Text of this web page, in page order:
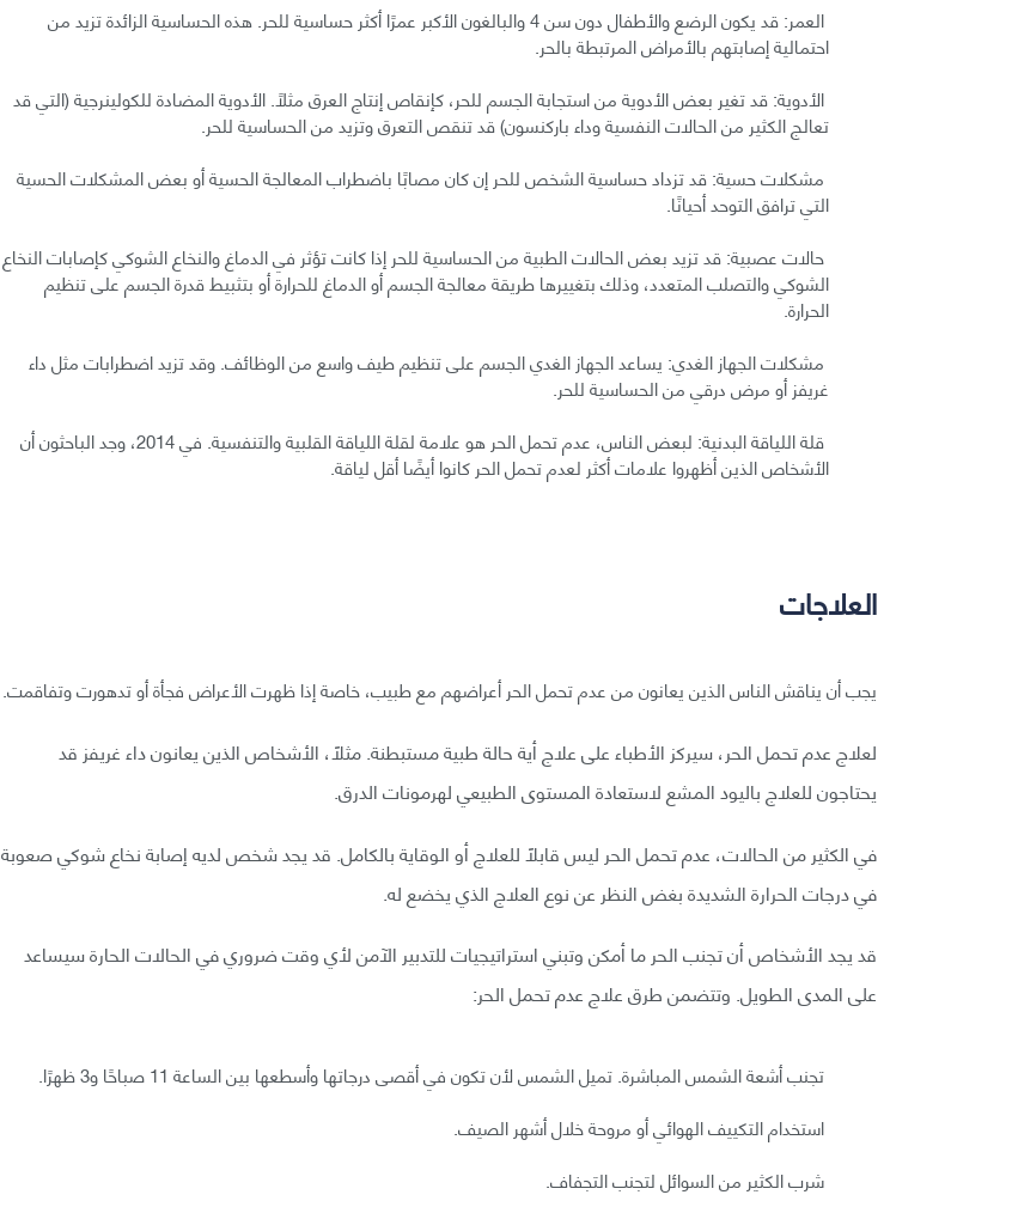
العمر: قد يكون الرضع والأطفال دون سن 4 والبالغون الأكبر عمرًا أكثر حساسية للحر. هذه الحساسية الزائدة تزيد من
احتمالية إصابتهم بالأمراض المرتبطة بالحر.
الأدوية: قد تغير بعض الأدوية من استجابة الجسم للحر، كإنقاص إنتاج العرق مثلًا. الأدوية المضادة للكولينرجية (التي قد
تعالج الكثير من الحالات النفسية وداء باركنسون) قد تنقص التعرق وتزيد من الحساسية للحر.
مشكلات حسية: قد تزداد حساسية الشخص للحر إن كان مصابًا باضطراب المعالجة الحسية أو بعض المشكلات الحسية
التي ترافق التوحد أحيانًا.
حالات عصبية: قد تزيد بعض الحالات الطبية من الحساسية للحر إذا كانت تؤثر في الدماغ والنخاع الشوكي كإصابات النخاع
الشوكي والتصلب المتعدد، وذلك بتغييرها طريقة معالجة الجسم أو الدماغ للحرارة أو بتثبيط قدرة الجسم على تنظيم
الحرارة.
مشكلات الجهاز الغدي: يساعد الجهاز الغدي الجسم على تنظيم طيف واسع من الوظائف. وقد تزيد اضطرابات مثل داء
غريفز أو مرض درقي من الحساسية للحر.
قلة اللياقة البدنية: لبعض الناس، عدم تحمل الحر هو علامة لقلة اللياقة القلبية والتنفسية. في 2014، وجد الباحثون أن
الأشخاص الذين أظهروا علامات أكثر لعدم تحمل الحر كانوا أيضًا أقل لياقة.
العلاجات
يجب أن يناقش الناس الذين يعانون من عدم تحمل الحر أعراضهم مع طبيب، خاصة إذا ظهرت الأعراض فجأة أو تدهورت وتفاقمت.
لعلاج عدم تحمل الحر، سيركز الأطباء على علاج أية حالة طبية مستبطنة. مثلًا، الأشخاص الذين يعانون داء غريفز قد
يحتاجون للعلاج باليود المشع لاستعادة المستوى الطبيعي لهرمونات الدرق.
في الكثير من الحالات، عدم تحمل الحر ليس قابلًا للعلاج أو الوقاية بالكامل. قد يجد شخص لديه إصابة نخاع شوكي صعوبة
في درجات الحرارة الشديدة بغض النظر عن نوع العلاج الذي يخضع له.
قد يجد الأشخاص أن تجنب الحر ما أمكن وتبني استراتيجيات للتدبير الآمن لأي وقت ضروري في الحالات الحارة سيساعد
على المدى الطويل. وتتضمن طرق علاج عدم تحمل الحر:
تجنب أشعة الشمس المباشرة. تميل الشمس لأن تكون في أقصى درجاتها وأسطعها بين الساعة 11 صباحًا و3 ظهرًا.
استخدام التكييف الهوائي أو مروحة خلال أشهر الصيف.
شرب الكثير من السوائل لتجنب التجفاف.